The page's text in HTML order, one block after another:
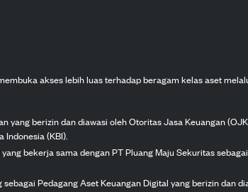
akses lebih luas terhadap beragam kelas aset
yang berizin dan diawasi oleh Otoritas Jasa Keuangan
Indonesia (KBI).
bekerja sama dengan PT Pluang Maju Sekuritas
Pedagang Aset Keuangan Digital yang berizin dan